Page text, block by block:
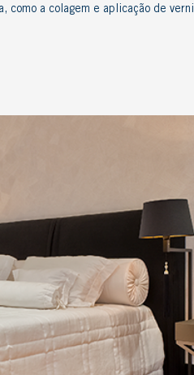
como a colagem e aplicação de